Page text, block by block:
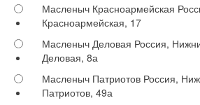
Масленыч Красноармейская
Красноармейская, 17
Масленыч Деловая Россия,
Деловая, 8а
Масленыч Патриотов Россия,
Патриотов, 49а